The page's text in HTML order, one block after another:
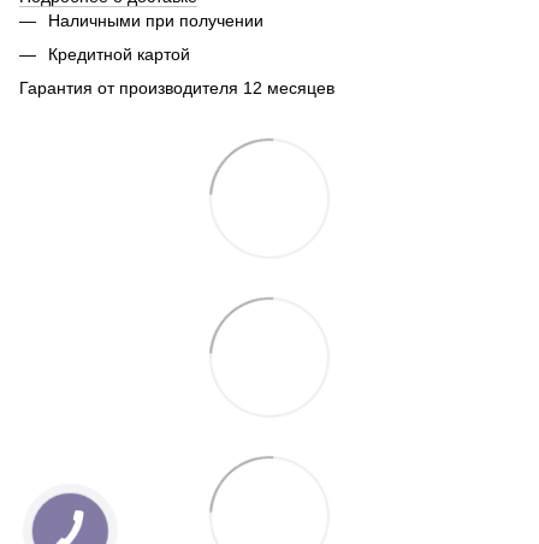
Наличными при получении
Кредитной картой
Гарантия от производителя 12 месяцев